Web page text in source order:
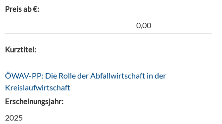
Preis ab €:
0,00
Kurztitel:
ÖWAV-PP: Die Rolle der Abfallwirtschaft in der
Kreislaufwirtschaft
Erscheinungsjahr:
2025